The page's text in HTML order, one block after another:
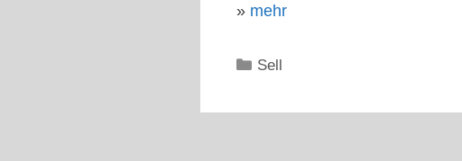
» mehr
Kategorien
Sell